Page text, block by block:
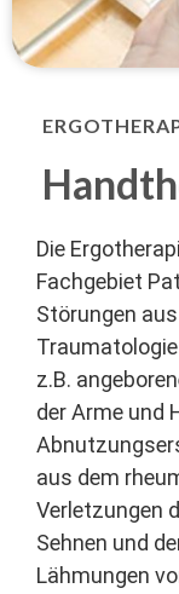
Die
Fachgebiet
Störungen
z.B.
der Arme und
aus dem
Verletzungen
Sehnen und
Lähmungen